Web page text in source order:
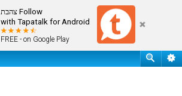
Follow צהבת
with Tapatalk for Android
FREE - on Google Play
עמוד ראשי